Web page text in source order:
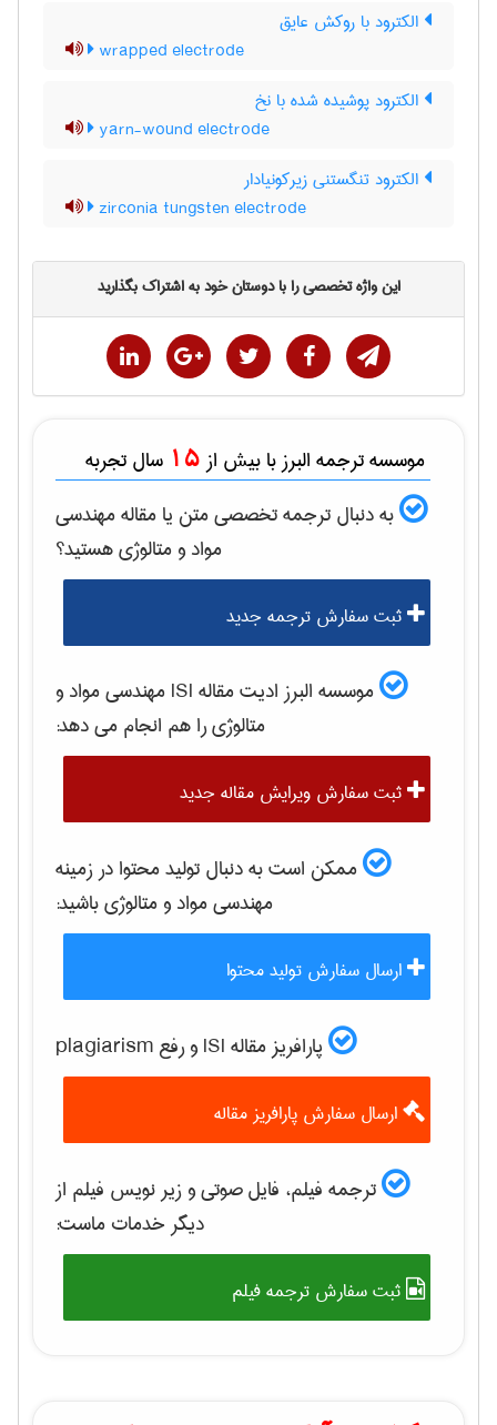
الکترود با روکش عایق
wrapped electrode
الکترود پوشیده شده با نخ
yarn-wound electrode
الکترود تنگستنی زیرکونیادار
zirconia tungsten electrode
این واژه تخصصی را با دوستان خود به اشتراک بگذارید
موسسه ترجمه البرز با بیش از 15 سال تجربه
به دنبال ترجمه تخصصی متن یا مقالهمهندسی
مواد و متالوژیهستید؟
ثبت سفارش ترجمه جدید
موسسه البرز ادیت مقاله ISI
مهندسی مواد و
متالوژیرا هم انجام می دهد:
ثبت سفارش ویرایش مقاله جدید
ممکن است به دنبال تولید محتوا در زمینه
مهندسی مواد و متالوژیباشید:
ارسال سفارش تولید محتوا
پارافریز مقاله ISI و رفع plagiarism
ارسال سفارش پارافریز مقاله
ترجمه فیلم، فایل صوتی و زیر نویس فیلم از
دیگر خدمات ماست:
ثبت سفارش ترجمه فیلم